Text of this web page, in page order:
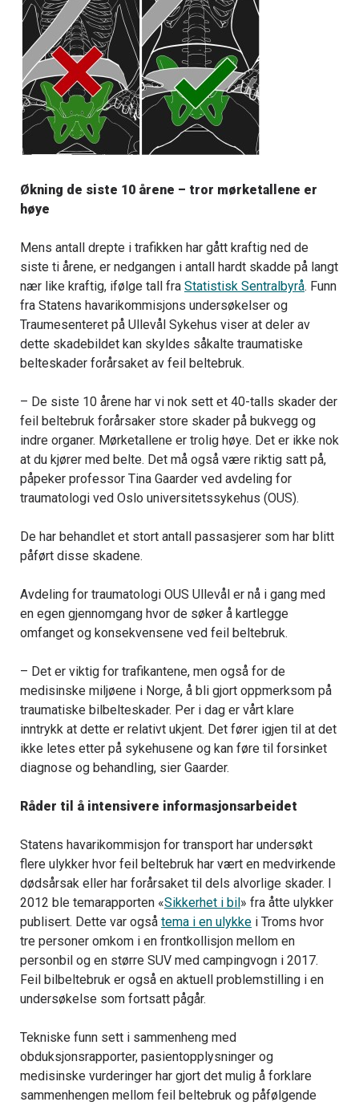
Økning de siste 10 årene – tror mørketallene er
høye
Mens antall drepte i trafikken har gått kraftig ned de
siste ti årene, er nedgangen i antall hardt skadde på langt
nær like kraftig, ifølge tall fra Statistisk Sentralbyrå. Funn
fra Statens havarikommisjons undersøkelser og
Traumesenteret på Ullevål Sykehus viser at deler av
dette skadebildet kan skyldes såkalte traumatiske
belteskader forårsaket av feil beltebruk.
– De siste 10 årene har vi nok sett et 40-talls skader der
feil beltebruk forårsaker store skader på bukvegg og
indre organer. Mørketallene er trolig høye. Det er ikke nok
at du kjører med belte. Det må også være riktig satt på,
påpeker professor Tina Gaarder ved avdeling for
traumatologi ved Oslo universitetssykehus (OUS).
De har behandlet et stort antall passasjerer som har blitt
påført disse skadene.
Avdeling for traumatologi OUS Ullevål er nå i gang med
en egen gjennomgang hvor de søker å kartlegge
omfanget og konsekvensene ved feil beltebruk.
– Det er viktig for trafikantene, men også for de
medisinske miljøene i Norge, å bli gjort oppmerksom på
traumatiske bilbelteskader. Per i dag er vårt klare
inntrykk at dette er relativt ukjent. Det fører igjen til at det
ikke letes etter på sykehusene og kan føre til forsinket
diagnose og behandling, sier Gaarder.
Råder til å intensivere informasjonsarbeidet
Statens havarikommisjon for transport har undersøkt
flere ulykker hvor feil beltebruk har vært en medvirkende
dødsårsak eller har forårsaket til dels alvorlige skader. I
2012 ble temarapporten «Sikkerhet i bil» fra åtte ulykker
publisert. Dette var også tema i en ulykke i Troms hvor
tre personer omkom i en frontkollisjon mellom en
personbil og en større SUV med campingvogn i 2017.
Feil bilbeltebruk er også en aktuell problemstilling i en
undersøkelse som fortsatt pågår.
Tekniske funn sett i sammenheng med
obduksjonsrapporter, pasientopplysninger og
medisinske vurderinger har gjort det mulig å forklare
sammenhengen mellom feil beltebruk og påfølgende